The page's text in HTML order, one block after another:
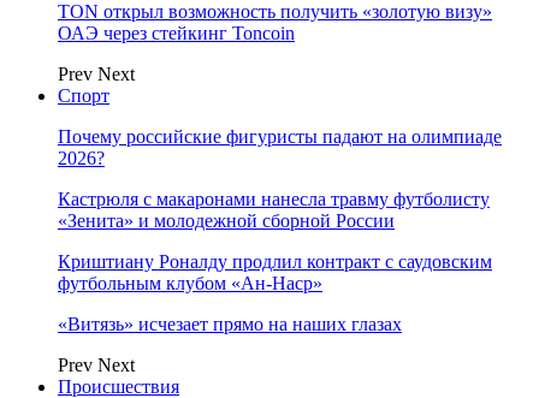
TON открыл возможность получить «золотую визу»
ОАЭ через стейкинг Toncoin
Prev Next
Спорт
Почему российские фигуристы падают на олимпиаде
2026?
Кастрюля с макаронами нанесла травму футболисту
«Зенита» и молодежной сборной России
Криштиану Роналду продлил контракт с саудовским
футбольным клубом «Ан-Наср»
«Витязь» исчезает прямо на наших глазах
Prev Next
Происшествия